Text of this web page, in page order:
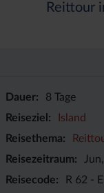
Reittour
Dauer
8 Tage
Reiseziel
Island
Reisethema
Reisezeitraum
Reisecode
R 62 -